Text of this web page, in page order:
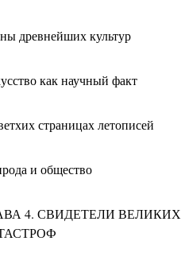
древнейших культур
как научный факт
страницах летописей
и общество
4. СВИДЕТЕЛИ ВЕЛИКИХ